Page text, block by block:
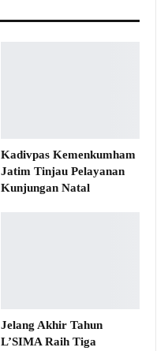
Kadivpas Kemenkumham
Jatim Tinjau Pelayanan
Kunjungan Natal
Jelang Akhir Tahun
L’SIMA Raih Tiga